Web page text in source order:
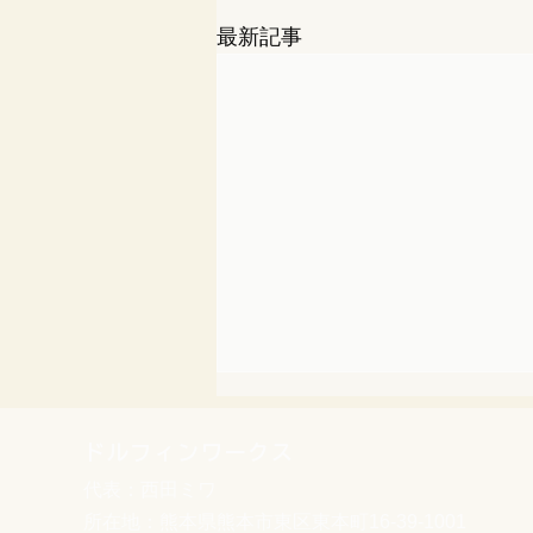
最新記事